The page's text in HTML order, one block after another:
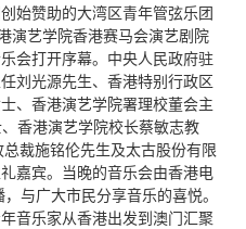
始赞助的大湾区青年管弦乐团
演艺学院香港赛马会演艺剧院
会打开序幕。中央人民政府驻
刘光源先生、香港特别行政区
、香港演艺学院署理校董会主
香港演艺学院校长蔡敏志教
裁施铭伦先生及太古股份有限
嘉宾。当晚的音乐会由香港电
与广大市民分享音乐的喜悦。
音乐家从香港出发到澳门汇聚